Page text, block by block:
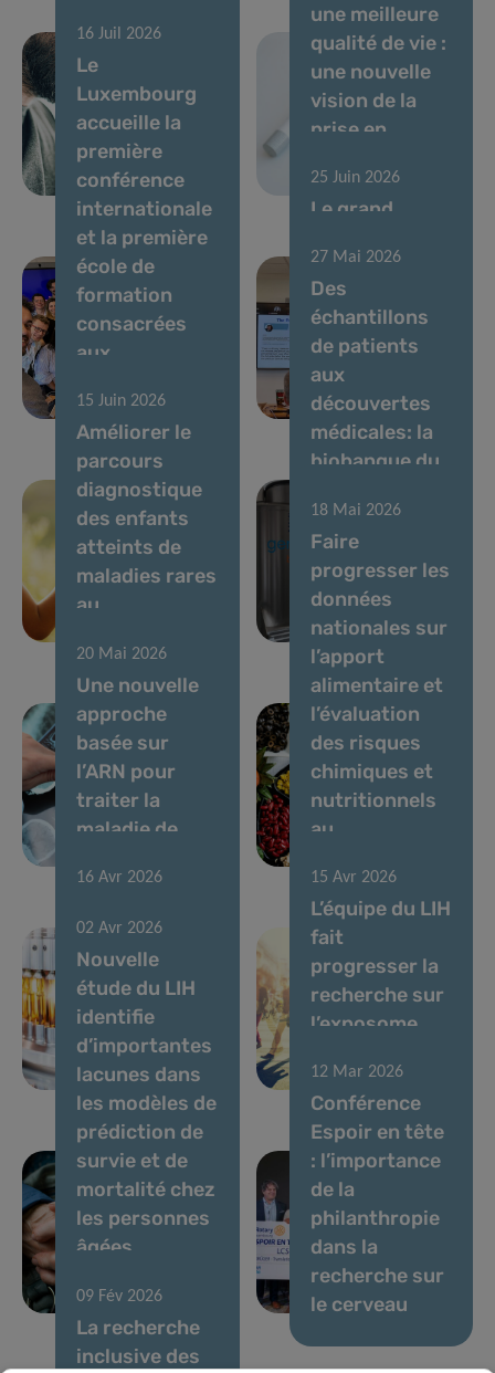
: des experts
établissent
des normes
pour les
biomarqueurs
vocaux
une meilleure
qualité de vie :
une nouvelle
vision de la
prise en
diabète
16 Juil 2026
Le
Luxembourg
accueille la
première
conférence
internationale
et la première
école de
formation
consacrées
aux
vocaux
25 Juin 2026
Le grand
l’exposome, le
Prof. Gary
Miller,
intervient lors
d’un séminaire
du LIH
15 Juin 2026
Améliorer le
parcours
diagnostique
des enfants
atteints de
maladies rares
au
27 Mai 2026
Des
échantillons
de patients
aux
découvertes
médicales: la
biobanque du
une
accréditation
internationale
de premier
plan
20 Mai 2026
Une nouvelle
approche
basée sur
l’ARN pour
traiter la
maladie de
18 Mai 2026
Faire
progresser les
données
nationales sur
l’apport
alimentaire et
l’évaluation
des risques
chimiques et
nutritionnels
au
16 Avr 2026
progresser le
traitement
personnalisé
du cancer
colorectal
métastatique
15 Avr 2026
L’équipe du LIH
fait
progresser la
recherche sur
l’exposome
humain
02 Avr 2026
Nouvelle
étude du LIH
identifie
d’importantes
lacunes dans
les modèles de
prédiction de
survie et de
mortalité chez
les personnes
âgées
cancer
12 Mar 2026
Conférence
Espoir en tête
: l’importance
de la
philanthropie
dans la
recherche sur
le cerveau
09 Fév 2026
La recherche
inclusive des